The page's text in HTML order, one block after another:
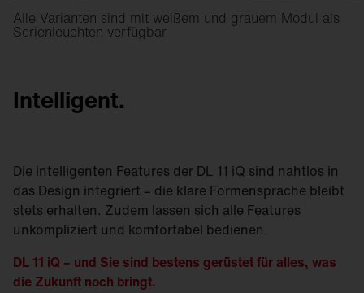
Alle Varianten sind mit weißem und grauem Modul als
Serienleuchten verfügbar
Intelligent.
Die intelligenten Features der DL 11 iQ sind nahtlos in
das Design integriert – die klare Formensprache bleibt
stets erhalten. Zudem lassen sich alle Features
unkompliziert und komfortabel bedienen.
DL 11 iQ – und Sie sind bestens gerüstet für alles, was
die Zukunft noch bringt.